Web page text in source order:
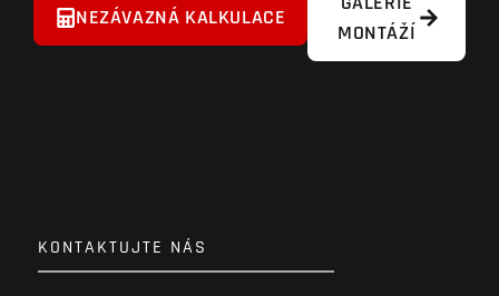
NEZÁVAZNÁ KALKULACE
MONTÁŽÍ
KONTAKTUJTE NÁS